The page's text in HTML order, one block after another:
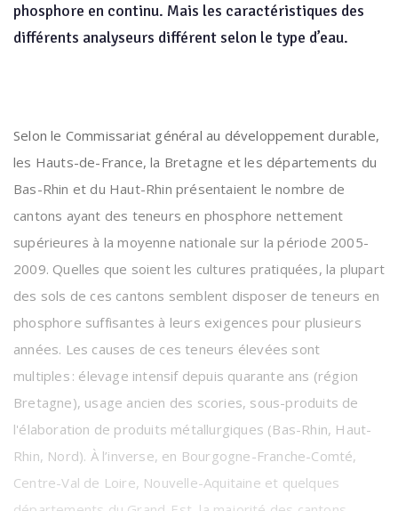
phosphore en continu. Mais les caractéristiques des
différents analyseurs différent selon le type d’eau.
Selon le Commissariat général au développement durable,
les Hauts-de-France, la Bretagne et les départements du
Bas-Rhin et du Haut-Rhin présentaient le nombre de
cantons ayant des teneurs en phosphore nettement
supérieures à la moyenne nationale sur la période 2005-
2009. Quelles que soient les cultures pratiquées, la plupart
des sols de ces cantons semblent disposer de teneurs en
phosphore suffisantes à leurs exigences pour plusieurs
années. Les causes de ces teneurs élevées sont
multiples : élevage intensif depuis quarante ans (région
Bretagne), usage ancien des scories, sous-produits de
l'élaboration de produits métallurgiques (Bas-Rhin, Haut-
Rhin, Nord). À l’inverse, en Bourgogne-Franche-Comté,
Centre-Val de Loire, Nouvelle-Aquitaine et quelques